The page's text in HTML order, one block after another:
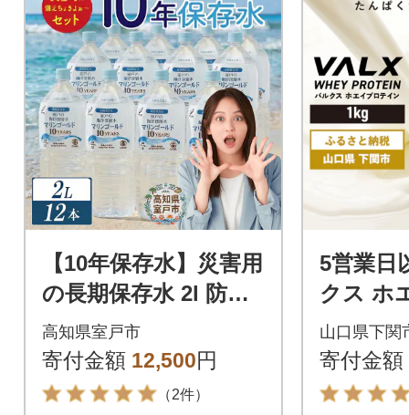
【10年保存水】災害用
の長期保存水 2l 防災
グッズに必要な災害
特化の飲料水 ペット
ボトル 備蓄品
高知県室戸市
寄付金額 12,500円
（2件）
5営業日
クス ホ
ン チョ
1kg
山口県下関
寄付金額